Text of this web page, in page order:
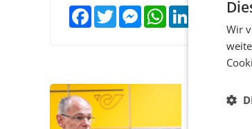
FacebookTwitter MessengerWhatsApp XING
PRIMENEWS
Wir